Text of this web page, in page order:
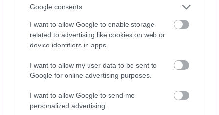
Google consents
I want to allow Google to enable storage
related to advertising like cookies on web or
device identifiers in apps.
I want to allow my user data to be sent to
Google for online advertising purposes.
I want to allow Google to send me
personalized advertising.